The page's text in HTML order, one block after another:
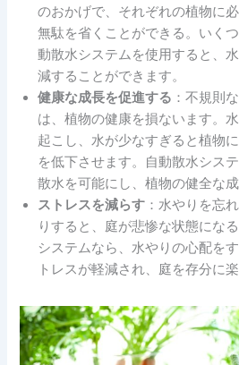
のおかげで、それぞれの植物に
無駄を省くことができる。いく
動散水システムを使用すると、
減することができます。
健康な成長を促進する ：不規則
は、植物の健康を損ないます。
起こし、水が少なすぎると植物
を低下させます。自動散水シス
散水を可能にし、植物の健全な
ストレスを減らす ：水やりを忘
りすると、庭が悲惨な状態にな
システムなら、水やりの心配を
トレスが軽減され、庭を存分に